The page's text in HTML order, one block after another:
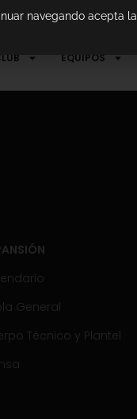
EQUIPOS
General
Técnico y Plantel
navegando acepta la